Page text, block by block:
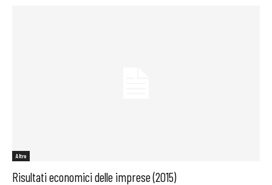
Altro
Risultati economici delle imprese (2015)